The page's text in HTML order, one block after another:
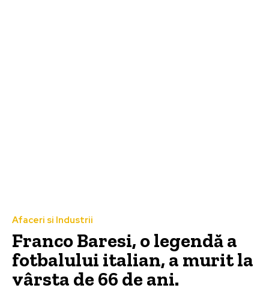
Afaceri si Industrii
Franco Baresi, o legendă a
fotbalului italian, a murit la
vârsta de 66 de ani.